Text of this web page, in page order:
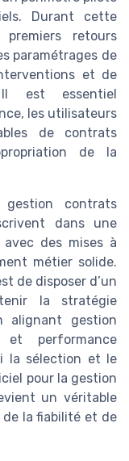
Durant cette
retours
paramétrages de
et de
est essentiel
les utilisateurs
de contrats
de la
contrats
dans une
avec des mises à
métier solide.
de disposer d’un
la stratégie
alignant gestion
et performance
la sélection et le
pour la gestion
un véritable
la fiabilité et de